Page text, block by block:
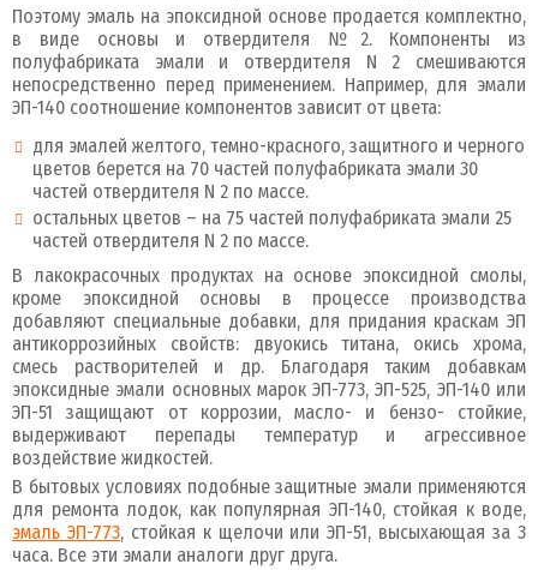
Поэтому эмаль на эпоксидной основе продается комплектно,
в виде основы и отвердителя №2. Компоненты из
полуфабриката эмали и отвердителя N 2 смешиваются
непосредственно перед применением. Например, для эмали
ЭП-140 соотношение компонентов зависит от цвета:
для эмалей желтого, темно-красного, защитного и черного
цветов берется на 70 частей полуфабриката эмали 30
частей отвердителя N 2 по массе.
остальных цветов – на 75 частей полуфабриката эмали 25
частей отвердителя N 2 по массе.
В лакокрасочных продуктах на основе эпоксидной смолы,
кроме эпоксидной основы в процессе производства
добавляют специальные добавки, для придания краскам ЭП
антикоррозийных свойств: двуокись титана, окись хрома,
смесь растворителей и др. Благодаря таким добавкам
эпоксидные эмали основных марок ЭП-773, ЭП-525, ЭП-140 или
ЭП-51 защищают от коррозии, масло- и бензо- стойкие,
выдерживают перепады температур и агрессивное
воздействие жидкостей.
В бытовых условиях подобные защитные эмали применяются
для ремонта лодок, как популярная ЭП-140, стойкая к воде,
эмаль ЭП-773, стойкая к щелочи или ЭП-51, высыхающая за 3
часа. Все эти эмали аналоги друг друга.